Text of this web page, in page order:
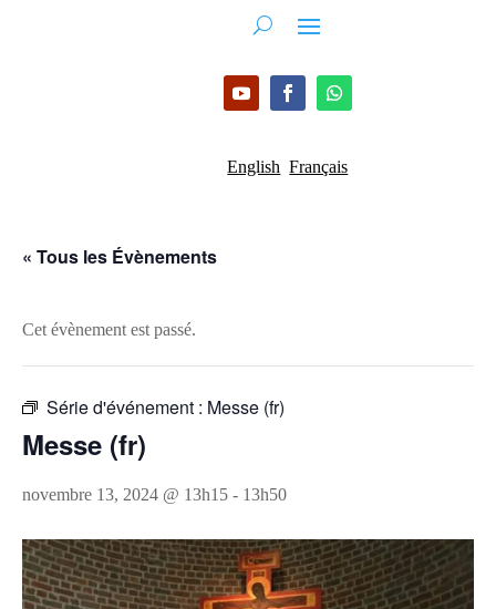
English Français
« Tous les Évènements
Cet évènement est passé.
Série d'événement : Messe (fr)
Messe (fr)
novembre 13, 2024 @ 13h15 - 13h50